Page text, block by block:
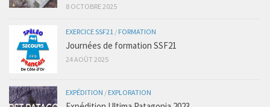
8 OCTOBRE 2025
EXERCICE SSF21 / FORMATION
Journées de formation SSF21
24 AOÛT 2025
EXPÉDITION / EXPLORATION